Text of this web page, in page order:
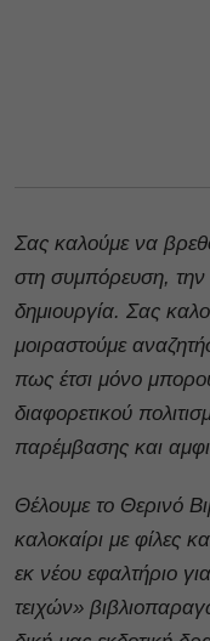
Σας καλούμε να
στη συμπόρευση, την
δημιουργία. Σας
μοιραστούμε
πως έτσι μόνο
διαφορετικού
παρέμβασης και
Θέλουμε το Θερινό
καλοκαίρι με φίλες
εκ νέου εφαλτήριο
τειχών»